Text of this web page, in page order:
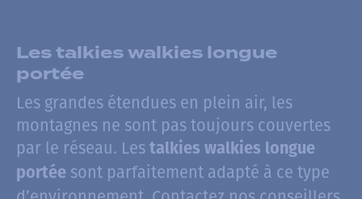
Les talkies walkies longue
portée
Les grandes étendues en plein air, les
montagnes ne sont pas toujours couvertes
par le réseau. Les talkies walkies longue
portée sont parfaitement adapté à ce type